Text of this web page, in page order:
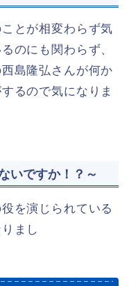
とが相変わらず気
のにも関わらず、
島隆弘さんが何か
るので気になりま
いですか！？～
を演じられている
まし